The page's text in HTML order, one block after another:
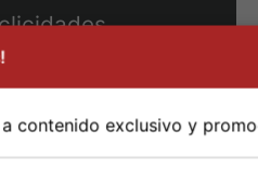
de Kalman
de la
real,